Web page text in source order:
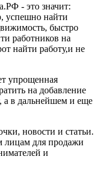
- это значит:
успешно найти
быстро
работников на
найти работу,и не
упрощенная
на добавление
а в дальнейшем и еще
новости и статьи.
лицам для продажи
и